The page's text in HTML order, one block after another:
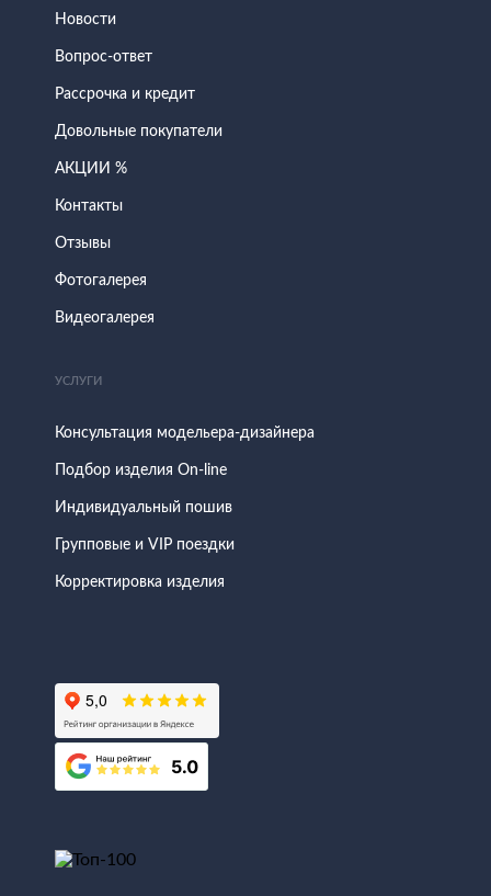
Новости
Вопрос-ответ
Рассрочка и кредит
Довольные покупатели
АКЦИИ %
Контакты
Отзывы
Фотогалерея
Видеогалерея
УСЛУГИ
Консультация модельера-дизайнера
Подбор изделия On-line
Индивидуальный пошив
Групповые и VIP поездки
Корректировка изделия